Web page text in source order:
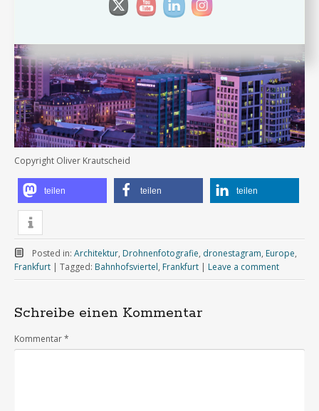
Copyright Oliver Krautscheid
teilen teilen teilen
Posted in: Architektur, Drohnenfotografie, dronestagram, Europe,
Frankfurt | Tagged: Bahnhofsviertel, Frankfurt | Leave a comment
Schreibe einen Kommentar
Kommentar*